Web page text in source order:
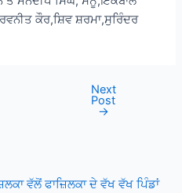
ਕੌਰ,ਸ਼ਿਵ ਸ਼ਰਮਾ,ਸੁਰਿੰਦਰ
Next
Post
→
ਵੱਲੋਂ ਫਾਜ਼ਿਲਕਾ ਦੇ ਵੱਖ ਵੱਖ ਪਿੰਡਾਂ